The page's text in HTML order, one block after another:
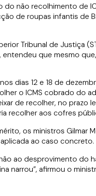
do não recolhimento de
de roupas infantis de
Tribunal de Justiça
entendeu que mesmo
dias 12 e 18 de
o ICMS cobrado do
de recolher, no
recolher aos cofres
os ministros Gilmar
ao caso concreto.
ao desprovimento do
narrou”, afirmou o